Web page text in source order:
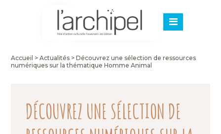
Accueil >Actualités >Découvrez une sélection de ressources
numériques sur la thématique Homme Animal
DÉCOUVREZ UNE SÉLECTION DE